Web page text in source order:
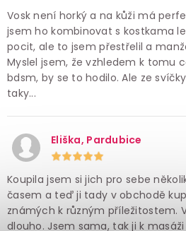
Vosk není horký a na kůži má
jsem ho kombinovat s kostkama
pocit, ale to jsem přestřelil a
Myslel jsem, že vzhledem k tomu
bdsm, by se to hodilo. Ale ze
taky...
Eliška, Pardubice
Koupila jsem si jich pro sebe
časem a teď ji tady v obchodě
známých k různým příležitostem.
dlouho. Jsem sama, tak ji k